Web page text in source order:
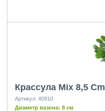
Крассула Mix 8,5 Cm
Артикул: 40910
Диаметр вазона: 8 см